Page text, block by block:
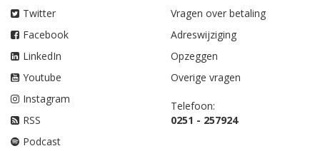
Twitter
Facebook
LinkedIn
Youtube
Instagram
RSS
Podcast
Vragen over betaling
Adreswijziging
Opzeggen
Overige vragen
Telefoon:
0251 - 257924